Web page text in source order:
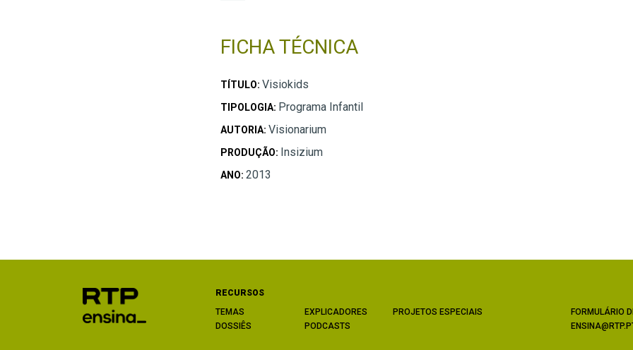
FICHA TÉCNICA
TÍTULO: Visiokids
TIPOLOGIA: Programa Infantil
AUTORIA: Visionarium
PRODUÇÃO: Insizium
ANO: 2013
RECURSOS
TEMAS
DOSSIÊS
EXPLICADORES
PODCASTS
PROJETOS ESPECIAIS
FORMULÁRIO